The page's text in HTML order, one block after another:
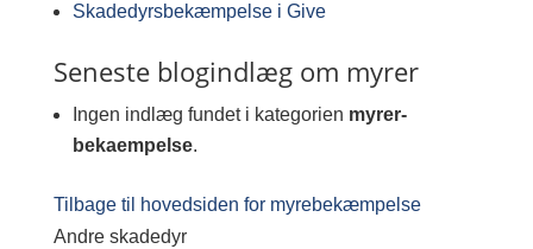
Skadedyrsbekæmpelse i Give
Seneste blogindlæg om myrer
Ingen indlæg fundet i kategorien myrer-
bekaempelse.
Tilbage til hovedsiden for myrebekæmpelse
Andre skadedyr